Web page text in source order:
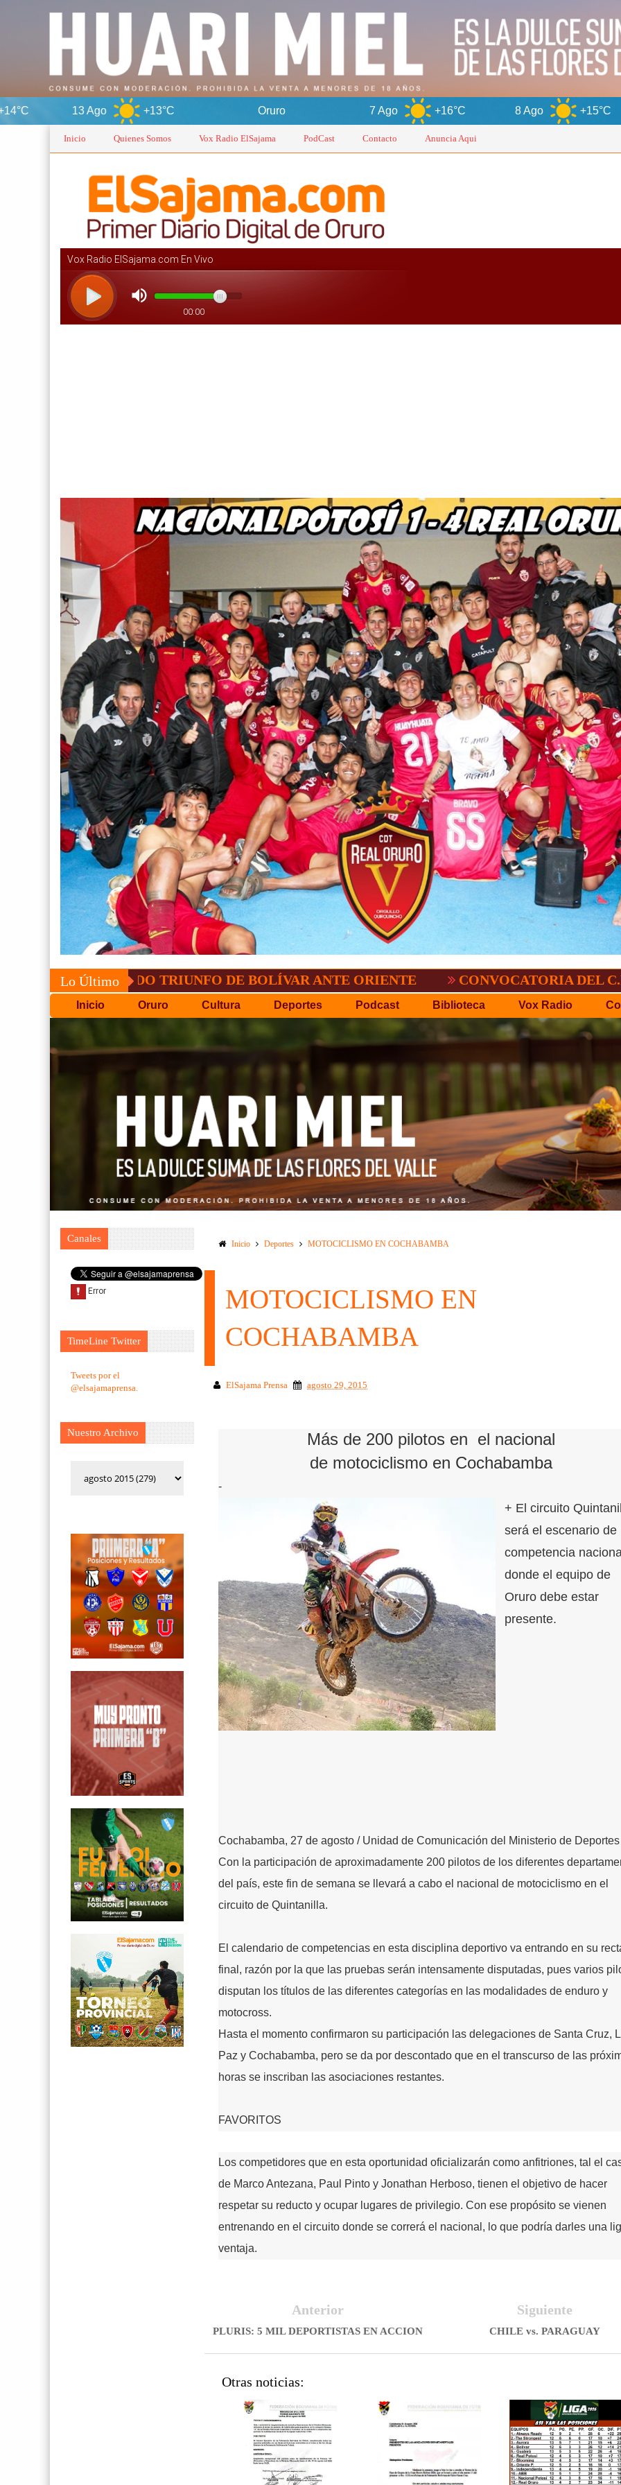
13 Ago +13°C +16°C 8 Ago +15°C 9 Ago
Inicio Quienes Somos Vox Radio ElSajama PodCast Contacto Anuncia Aqui
Lo Último CONVOCATORIA DEL C.P.D.O. EL TIGRE NO PERDONO A
Inicio Oruro Cultura Deportes Podcast Biblioteca Vox Radio
Canales
TimeLine Twitter
Tweets por el
@elsajamaprensa.
Nuestro Archivo
Inicio Deportes MOTOCICLISMO EN COCHABAMBA
MOTOCICLISMO EN
COCHABAMBA
ElSajama Prensa agosto 29, 2015
Más de 200 pilotos en el nacional
de motociclismo en Cochabamba
-
+ El circuito
será el escenario de
competencia
donde el equipo de
Oruro debe estar
presente.
Cochabamba, 27 de agosto / Unidad de Comunicación del Ministerio de Deportes
Con la participación de aproximadamente 200 pilotos de los diferentes
del país, este fin de semana se llevará a cabo el nacional de motociclismo en el
circuito de Quintanilla.
El calendario de competencias en esta disciplina deportivo va entrando en su
final, razón por la que las pruebas serán intensamente disputadas, pues varios
disputan los títulos de las diferentes categorías en las modalidades de enduro y
motocross.
Hasta el momento confirmaron su participación las delegaciones de Santa Cruz,
Paz y Cochabamba, pero se da por descontado que en el transcurso de las
horas se inscriban las asociaciones restantes.
FAVORITOS
Los competidores que en esta oportunidad oficializarán como anfitriones, tal el
de Marco Antezana, Paul Pinto y Jonathan Herboso, tienen el objetivo de hacer
respetar su reducto y ocupar lugares de privilegio. Con ese propósito se vienen
entrenando en el circuito donde se correrá el nacional, lo que podría darles una
ventaja.
Siguiente
CHILE vs. PARAGUAY
Anterior
PLURIS: 5 MIL DEPORTISTAS EN ACCION
Otras noticias: